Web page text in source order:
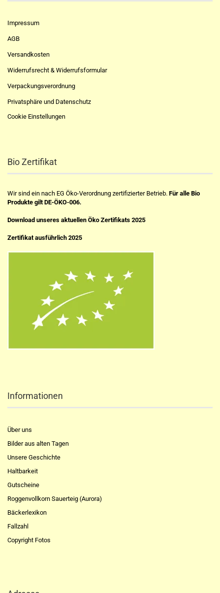
Impressum
AGB
Versandkosten
Widerrufsrecht & Widerrufsformular
Verpackungsverordnung
Privatsphäre und Datenschutz
Cookie Einstellungen
Bio Zertifikat
Wir sind ein nach EG Öko-Verordnung zertifizierter Betrieb. Für alle Bio
Produkte gilt DE-ÖKO-006.
Download unseres aktuellen Öko Zertifikats 2025
Zertifikat ausführlich 2025
Informationen
Über uns
Bilder aus alten Tagen
Unsere Geschichte
Haltbarkeit
Gutscheine
Roggenvollkorn Sauerteig (Aurora)
Bäckerlexikon
Fallzahl
Copyright Fotos